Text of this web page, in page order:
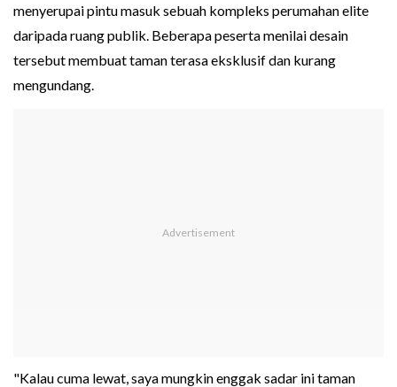
menyerupai pintu masuk sebuah kompleks perumahan elite
daripada ruang publik. Beberapa peserta menilai desain
tersebut membuat taman terasa eksklusif dan kurang
mengundang.
"Kalau cuma lewat, saya mungkin enggak sadar ini taman